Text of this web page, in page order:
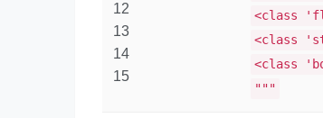
12
13
14
15
<class
<class
<class
"""